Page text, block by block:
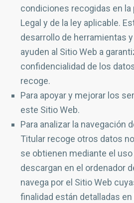
condiciones recogidas en la
Legal y de la ley aplicable.
desarrollo de herramientas
ayuden al Sitio Web a
confidencialidad de los
recoge.
Para apoyar y mejorar los
este Sitio Web.
Para analizar la navegación
Titular recoge otros datos
se obtienen mediante el
descargan en el ordenador
navega por el Sitio Web
finalidad están detalladas en